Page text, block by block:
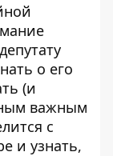
о его
(и
важным
с
и узнать,